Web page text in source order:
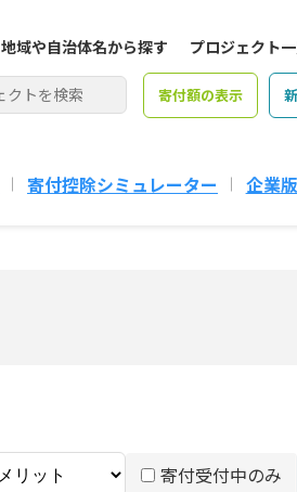
地域や自治体名から探す プロジェクト
寄付額の表示
寄付控除シミュレーター 企業
寄付受付中のみ